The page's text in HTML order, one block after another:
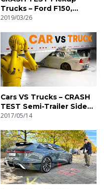
Trucks – Ford F150,
Toyota Tundra, RAM
2019/03/26
Cars VS Trucks – CRASH
TEST Semi-Trailer Side
Underride
2017/05/14